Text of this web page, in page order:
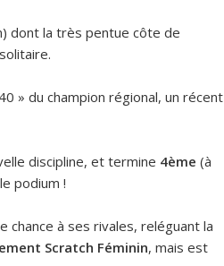
dont la très pentue côte de
» du champion régional, un récent
discipline, et termine 4ème (à
podium !
chance à ses rivales, reléguant la
Scratch Féminin, mais est